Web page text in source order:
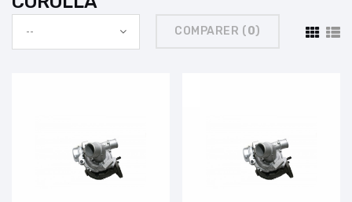
-- COMPARER (0)